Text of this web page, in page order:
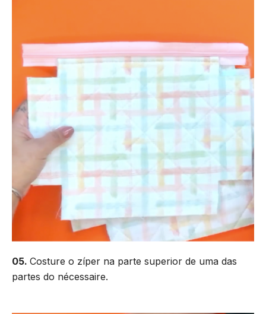
05. Costure o zíper na parte superior de uma das
partes do nécessaire.